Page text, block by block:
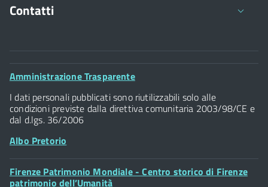
Contatti
Comune di Firenze
Palazzo Vecchio
Piazza della Signoria - 50122, Firenze
P.IVA 01307110484
Posta Elettronica Certificata
Footer
Amministrazione Trasparente
I dati personali pubblicati sono riutilizzabili solo alle
condizioni previste dalla direttiva comunitaria 2003/98/CE e
dal d.lgs. 36/2006
Albo Pretorio
Footer
Widget
Firenze Patrimonio Mondiale - Centro storico di Firenze
patrimonio dell’Umanità